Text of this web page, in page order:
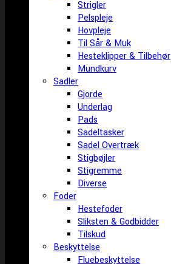
Strigler
Pelspleje
Hovpleje
Til Sår & Muk
Hesteklipper & Tilbehør
Mundkurv
Sadler
Gjorde
Underlag
Pads
Sadeltasker
Sadel Overtræk
Stigbøjler
Stigremme
Diverse
Foder
Hestefoder
Sliksten & Godbidder
Tilskud
Beskyttelse
Fluebeskyttelse